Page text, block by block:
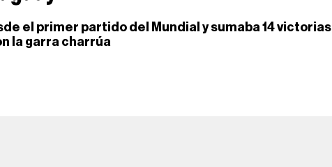
el primer partido del Mundial y sumaba 14 victorias
la garra charrúa